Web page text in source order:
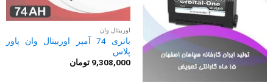
اوربیتال وان
باتری 74 آمپر اوربیتال وان پاور
پلاس
9,308,000 تومان